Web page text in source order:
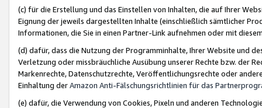
(c) für die Erstellung und das Einstellen von Inhalten, die auf Ihrer
Eignung der jeweils dargestellten Inhalte (einschließlich sämtlicher
Informationen, die Sie in einen Partner-Link aufnehmen oder mit
(d) dafür, dass die Nutzung der Programminhalte, Ihrer Website und
Verletzung oder missbräuchliche Ausübung unserer Rechte bzw. der
Markenrechte, Datenschutzrechte, Veröffentlichungsrechte oder
Einhaltung derAmazon Anti-Fälschungsrichtlinien für das
(e) dafür, die Verwendung von Cookies, Pixeln und anderen